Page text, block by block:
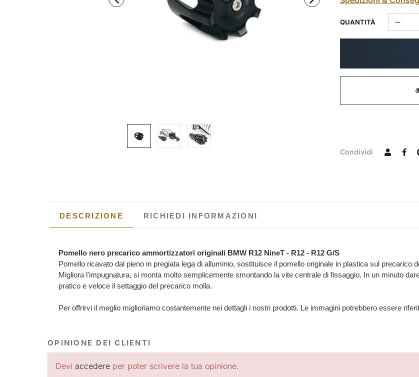
QUANTITÀ
Condividi
DESCRIZIONE RICHIEDI INFORMAZIONI
Pomello nero precarico ammortizzatori originali BMW R12 NineT - R12 - R12 G/S
Pomello ricavato dal pieno in pregiata lega di alluminio, sostituisce il pomello originale in plastica sul precarico
Migliora l'impugnatura, si monta molto semplicemente smontando la vite centrale di fissaggio. In un minuto
pratico e veloce il settaggio del precarico molla.
Per offrirvi il meglio miglioriamo costantemente nei dettagli i nostri prodotti. Le immagini potrebbero essere
OPINIONE DEI CLIENTI
Devi accedere per poter scrivere la tua opinione.